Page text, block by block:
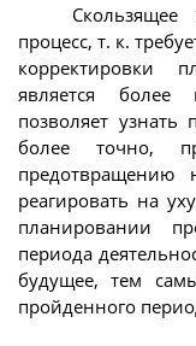
процесс, т. к.
корректировки
является более
позволяет
более точно,
предотвращению
реагировать на
планировании
периода
будущее, тем
пройденного